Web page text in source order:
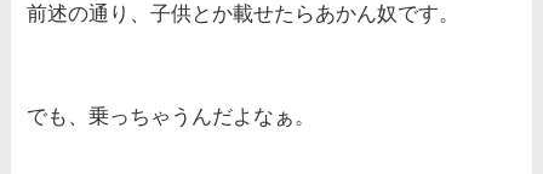
前述の通り、子供とか載せたらあかん奴です。
でも、乗っちゃうんだよなぁ。